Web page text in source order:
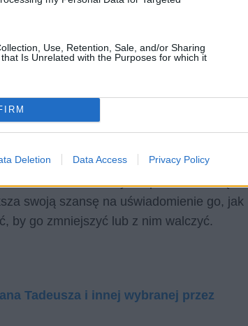
Use, Retention, Sale, and/or Sharing
Is Unrelated with the Purposes for which it
Deletion Data Access Privacy Policy
na wiele różnych sposobów. Dzięki
swoją szansę na uświadomienie go, jak
by go zmniejszyć lub z nim walczyć.
Tadeusza i innej wybranej przez